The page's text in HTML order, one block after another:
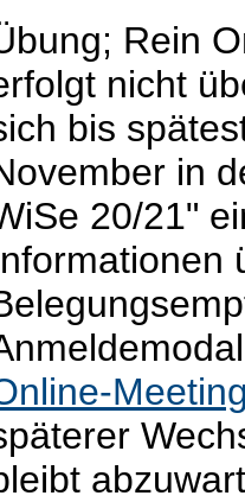
Rein
nicht
bis
in
20/21"